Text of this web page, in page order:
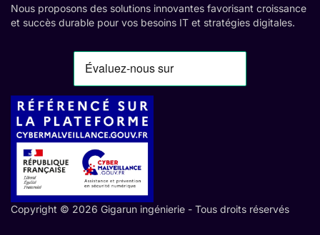
Nous proposons des solutions innovantes favorisant croissance
et succès durable pour vos besoins IT et stratégies digitales.
Copyright © 2026 Gigarun ingénierie - Tous droits réservés